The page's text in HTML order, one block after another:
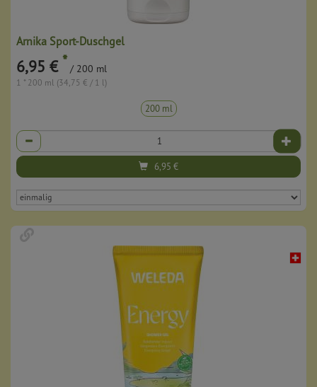
Arnika Sport-Duschgel
6,95 € * / 200 ml
1 * 200 ml (34,75 € / 1 l)
200 ml
Anzahl
6,95 €